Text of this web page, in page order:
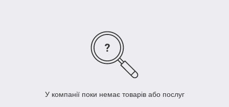
У компанії поки немає товарів або послуг